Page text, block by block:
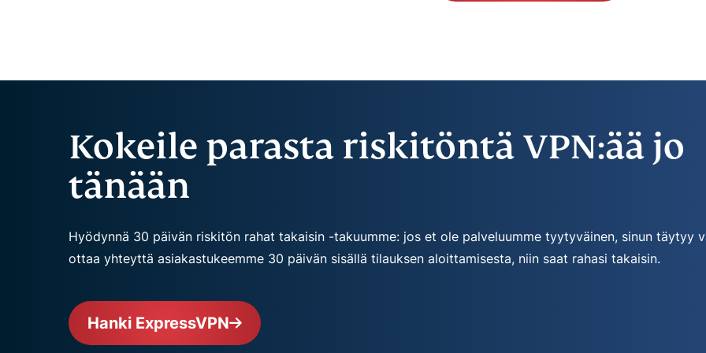
Kokeile parasta riskitöntä VPN:ää jo
tänään
Hyödynnä 30 päivän riskitön rahat takaisin -takuumme: jos et ole palveluumme tyytyväinen, sinun täytyy
ottaa yhteyttä asiakastukeemme 30 päivän sisällä tilauksen aloittamisesta, niin saat rahasi takaisin.
Hanki ExpressVPN